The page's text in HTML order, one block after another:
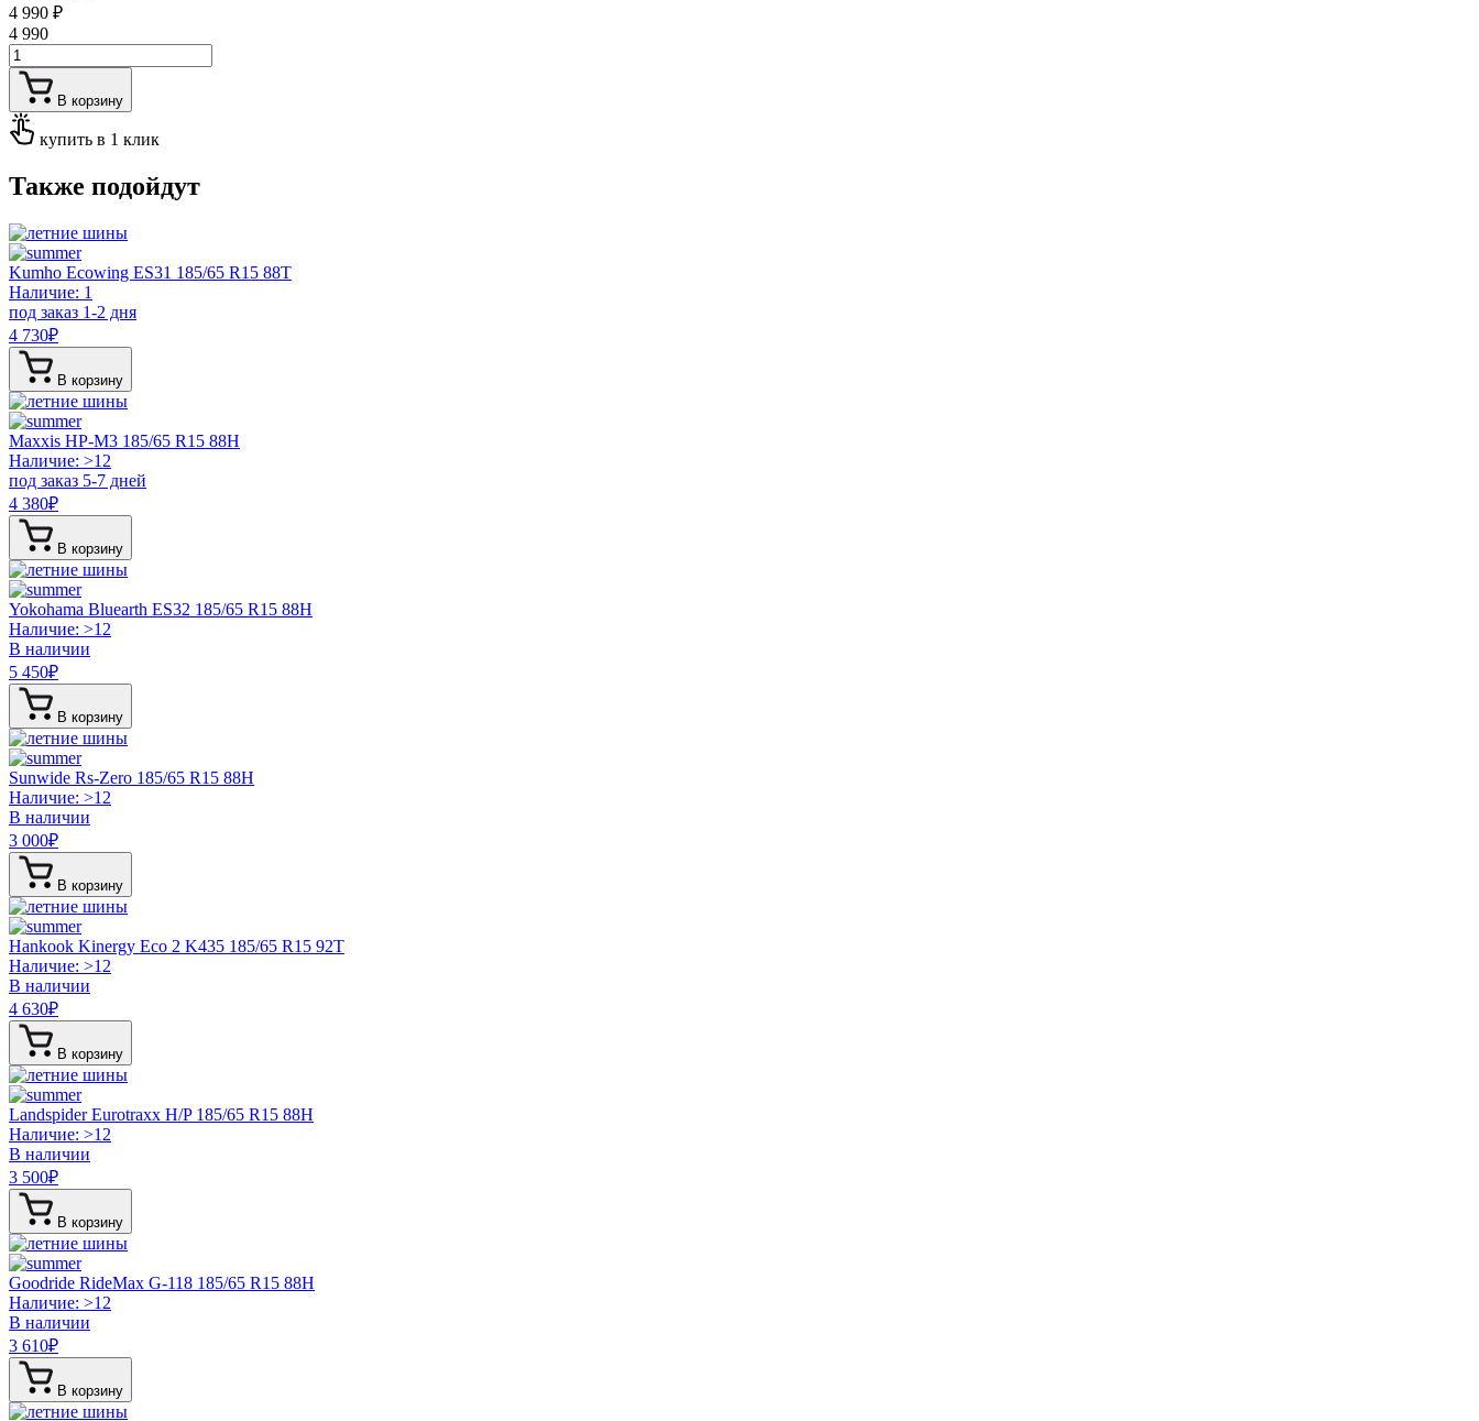
4 990 ₽
4 990
В корзину
купить в 1 клик
Также подойдут
Kumho Ecowing ES31 185/65 R15 88T
Наличие: 1
под заказ 1-2 дня
4 730₽
В корзину
Maxxis HP-M3 185/65 R15 88H
Наличие: >12
под заказ 5-7 дней
4 380₽
В корзину
Yokohama Bluearth ES32 185/65 R15 88H
Наличие: >12
В наличии
5 450₽
В корзину
Sunwide Rs-Zero 185/65 R15 88H
Наличие: >12
В наличии
3 000₽
В корзину
Hankook Kinergy Eco 2 K435 185/65 R15 92T
Наличие: >12
В наличии
4 630₽
В корзину
Landspider Eurotraxx H/P 185/65 R15 88H
Наличие: >12
В наличии
3 500₽
В корзину
Goodride RideMax G-118 185/65 R15 88H
Наличие: >12
В наличии
3 610₽
В корзину